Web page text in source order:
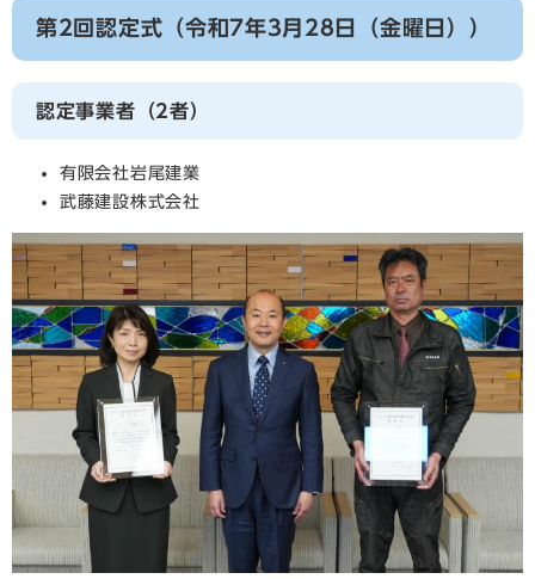
第2回認定式（令和7年3月28日（金曜日））
認定事業者（2者）
有限会社岩尾建業
武藤建設株式会社